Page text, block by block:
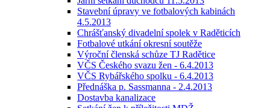
Stavební úpravy ve fotbalových kabinách
4.5.2013
Chrášťanský divadelní spolek v Raděticích
Fotbalové utkání okresní soutěže
Výroční členská schůze TJ Radětice
VČS Českého svazu žen - 6.4.2013
VČS Rybářského spolku - 6.4.2013
Přednáška p. Sassmanna - 2.4.2013
Dostavba kanalizace